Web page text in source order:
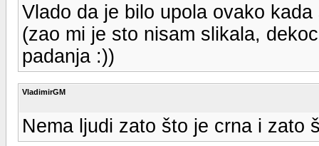
Vlado da je bilo upola ovako
(zao mi je sto nisam slikala,
padanja :))
VladimirGM
Nema ljudi zato što je crna i zato